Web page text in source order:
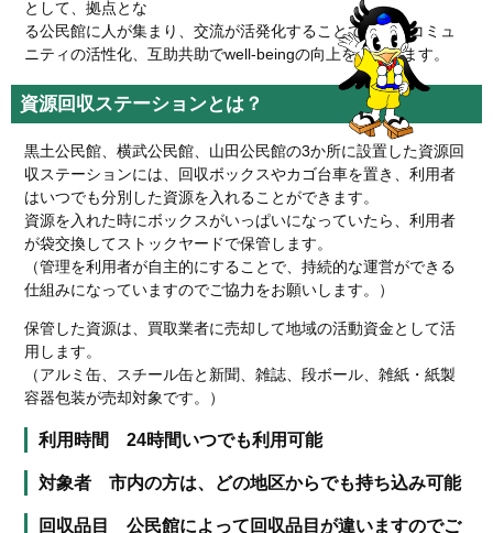
として、拠点とな
る公民館に人が集まり、交流が活発化することで、地域コミュ
ニティの活性化、互助共助でwell-beingの向上を目指します。
資源回収ステーションとは？
黒土公民館、横武公民館、山田公民館の3か所に設置した資源回
収ステーションには、回収ボックスやカゴ台車を置き、利用者
はいつでも分別した資源を入れることができます。
資源を入れた時にボックスがいっぱいになっていたら、利用者
が袋交換してストックヤードで保管します。
（管理を利用者が自主的にすることで、持続的な運営ができる
仕組みになっていますのでご協力をお願いします。）
保管した資源は、買取業者に売却して地域の活動資金として活
用します。
（アルミ缶、スチール缶と新聞、雑誌、段ボール、雑紙・紙製
容器包装が売却対象です。）
利用時間 24時間いつでも利用可能
対象者 市内の方は、どの地区からでも持ち込み可能
回収品目 公民館によって回収品目が違いますのでご